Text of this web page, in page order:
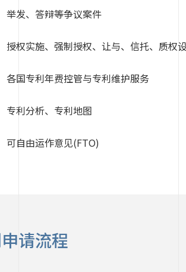
举发、答辩等争议案件
授权实施、强制授权、让与、信托、质权
各国专利年费控管与专利维护服务
专利分析、专利地图
可自由运作意见(FTO)
请流程